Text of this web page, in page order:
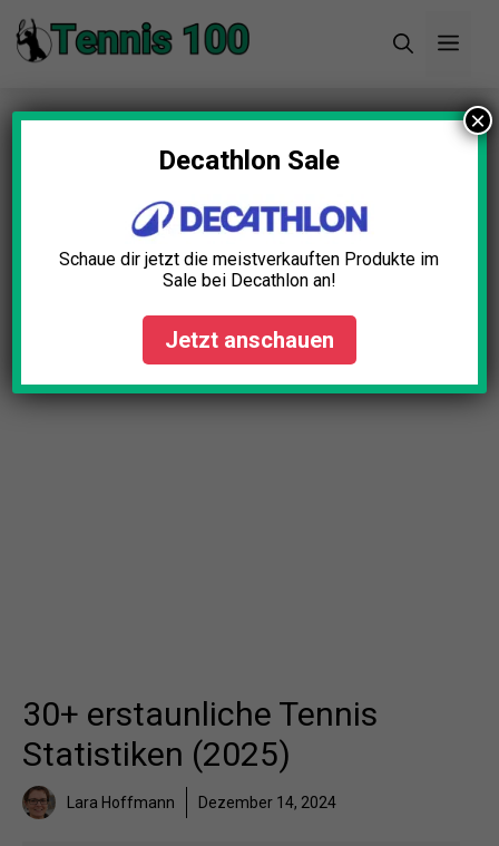
Zum
Inhalt
Startseite»Blog»30+ erstaunliche Tennis
Statistiken (2025)
30+ erstaunliche Tennis
Statistiken (2025)
Lara Hoffmann Dezember 14, 2024
Decathlon Sale
Schaue dir jetzt die meistverkauften Produkte im
Sale bei Decathlon an!
Jetzt anschauen
×